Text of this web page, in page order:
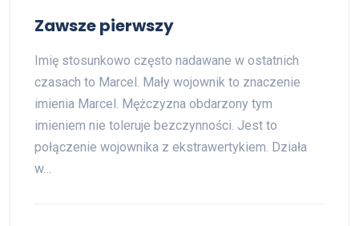
Zawsze pierwszy
Imię stosunkowo często nadawane w ostatnich
czasach to Marcel. Mały wojownik to znaczenie
imienia Marcel. Mężczyzna obdarzony tym
imieniem nie toleruje bezczynności. Jest to
połączenie wojownika z ekstrawertykiem. Działa
w…